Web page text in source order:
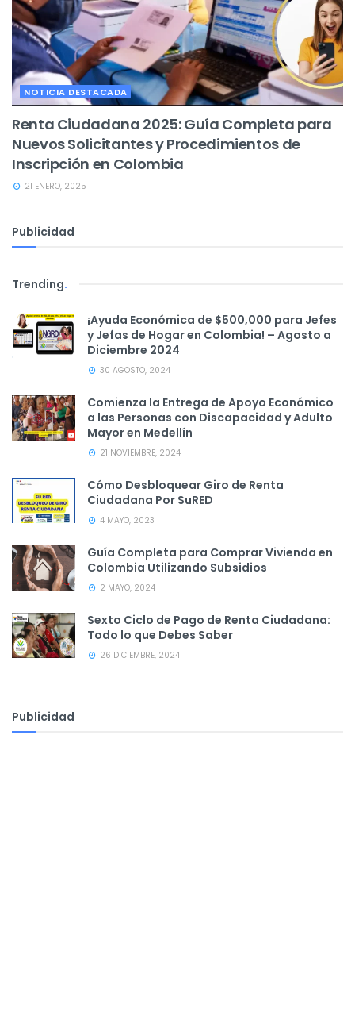
NOTICIA DESTACADA
Renta Ciudadana 2025: Guía Completa para
Nuevos Solicitantes y Procedimientos de
Inscripción en Colombia
21 ENERO, 2025
Publicidad
Trending.
¡Ayuda Económica de $500,000 para Jefes
y Jefas de Hogar en Colombia! – Agosto a
Diciembre 2024
30 AGOSTO, 2024
Comienza la Entrega de Apoyo Económico
a las Personas con Discapacidad y Adulto
Mayor en Medellín
21 NOVIEMBRE, 2024
Cómo Desbloquear Giro de Renta
Ciudadana Por SuRED
4 MAYO, 2023
Guía Completa para Comprar Vivienda en
Colombia Utilizando Subsidios
2 MAYO, 2024
Sexto Ciclo de Pago de Renta Ciudadana:
Todo lo que Debes Saber
26 DICIEMBRE, 2024
Publicidad